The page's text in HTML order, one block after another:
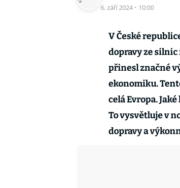
6. září 2024 · 10:00
V České
dopravy ze
přinesl značné
ekonomiku.
celá Evropa.
To vysvětluje v
dopravy a